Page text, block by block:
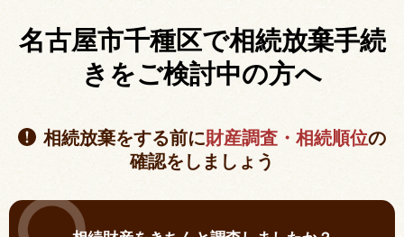
名古屋市千種区で相続放棄手続
きをご検討中の方へ
相続放棄をする前に財産調査・相続順位の
確認をしましょう